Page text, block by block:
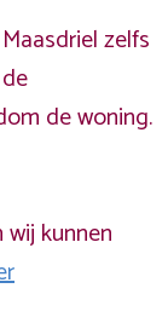
zelfs
de woning.
kunnen